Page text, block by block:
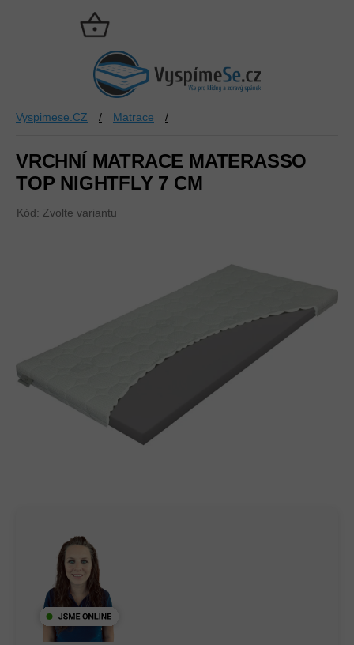
NÁKUPNÍ
KOŠÍK
Vyspimese.CZ / Matrace /
VRCHNÍ MATRACE MATERASSO
TOP NIGHTFLY 7 CM
Kód: Zvolte variantu